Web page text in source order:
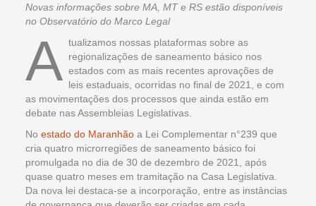
Novas informações sobre MA, MT e RS estão disponíveis
no Observatório do Marco Legal
A tualizamos nossas plataformas sobre as
regionalizações de saneamento básico nos
estados com as mais recentes aprovações de
leis estaduais, ocorridas no final de 2021, e com
as movimentações dos processos que ainda estão em
debate nas Assembleias Legislativas.
No estado do Maranhão a Lei Complementar n°239 que
cria quatro microrregiões de saneamento básico foi
promulgada no dia de 30 de dezembro de 2021, após
quase quatro meses em tramitação na Casa Legislativa.
Da nova lei destaca-se a incorporação, entre as instâncias